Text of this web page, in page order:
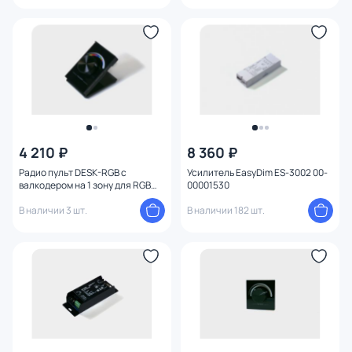
4 210 ₽
Радио пульт DESK-RGB с
валкодером на 1 зону для RGB
В наличии 3 шт.
8 360 ₽
Усилитель EasyDim ES-3002 00-
00001530
В наличии 182 шт.